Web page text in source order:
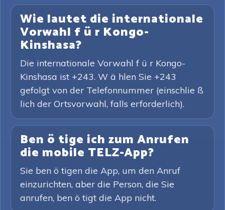
Wie lautet die internationale
Vorwahl f ü r Kongo-
Kinshasa?
Die internationale Vorwahl f ü r Kongo-
Kinshasa ist +243. W ä hlen Sie +243
gefolgt von der Telefonnummer (einschlie ß
lich der Ortsvorwahl, falls erforderlich).
Ben ö tige ich zum Anrufen
die mobile TELZ-App?
Sie ben ö tigen die App, um den Anruf
einzurichten, aber die Person, die Sie
anrufen, ben ö tigt die App nicht.